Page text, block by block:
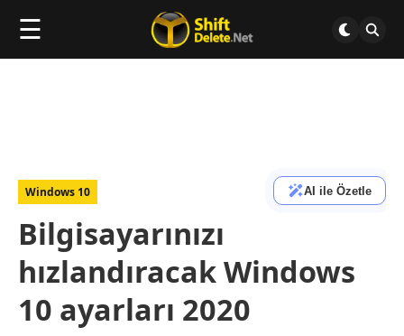
☰
Windows 10 AI ile Özetle
Bilgisayarınızı
hızlandıracak Windows
10 ayarları 2020